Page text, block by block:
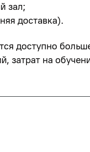
зал;
доставка).
доступно
затрат на